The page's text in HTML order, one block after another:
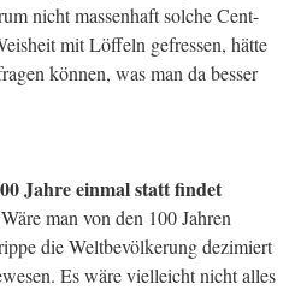
nicht massenhaft solche Cent-
mit Löffeln gefressen, hätte
können, was man da besser
Jahre einmal statt findet
man von den 100 Jahren
die Weltbevölkerung dezimiert
Es wäre vielleicht nicht alles